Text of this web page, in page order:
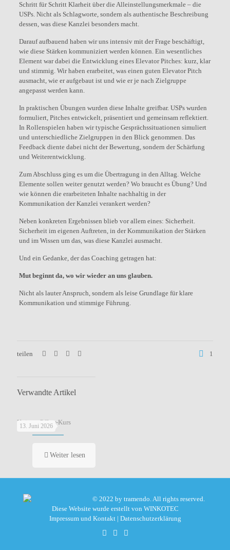
Schritt für Schritt Klarheit über die Alleinstellungsmerkmale – die
USPs. Nicht als Schlagworte, sondern als authentische Beschreibung
dessen, was diese Kanzlei besonders macht.
Darauf aufbauend haben wir uns intensiv mit der Frage beschäftigt,
wie diese Stärken kommuniziert werden können. Ein wesentliches
Element war dabei die Entwicklung eines Elevator Pitches: kurz, klar
und stimmig. Wir haben erarbeitet, was einen guten Elevator Pitch
ausmacht, wie er aufgebaut ist und wie er je nach Zielgruppe
angepasst werden kann.
In praktischen Übungen wurden diese Inhalte greifbar. USPs wurden
formuliert, Pitches entwickelt, präsentiert und gemeinsam reflektiert.
In Rollenspielen haben wir typische Gesprächssituationen simuliert
und unterschiedliche Zielgruppen in den Blick genommen. Das
Feedback diente dabei nicht der Bewertung, sondern der Schärfung
und Weiterentwicklung.
Zum Abschluss ging es um die Übertragung in den Alltag. Welche
Elemente sollen weiter genutzt werden? Wo braucht es Übung? Und
wie können die erarbeiteten Inhalte nachhaltig in der
Kommunikation der Kanzlei verankert werden?
Neben konkreten Ergebnissen blieb vor allem eines: Sicherheit.
Sicherheit im eigenen Auftreten, in der Kommunikation der Stärken
und im Wissen um das, was diese Kanzlei ausmacht.
Und ein Gedanke, der das Coaching getragen hat:
Mut beginnt da, wo wir wieder an uns glauben.
Nicht als lauter Anspruch, sondern als leise Grundlage für klare
Kommunikation und stimmige Führung.
teilen 1
Verwandte Artikel
13. Juni 2026
Knigge-Silber-Kurs
Weiter lesen
© 2022 by tramendo. All rights reserved.
Diese Website wurde erstellt von WINKOTEC
Impressum und Kontakt| Datenschutzerklärung